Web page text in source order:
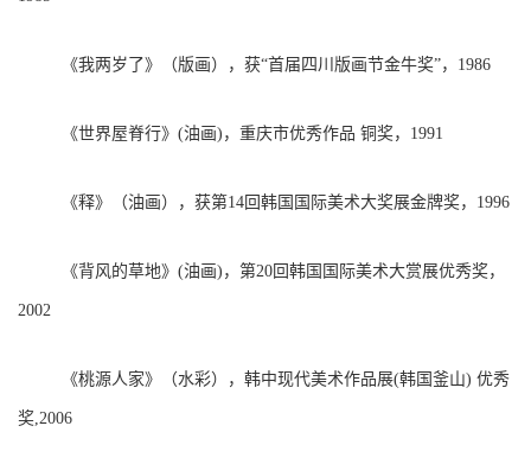
《我两岁了》（版画），获“首届四川版画节金牛奖”，1986
《世界屋脊行》(油画)，重庆市优秀作品 铜奖，1991
《释》（油画），获第14回韩国国际美术大奖展金牌奖，1996
《背风的草地》(油画)，第20回韩国国际美术大赏展优秀奖，
2002
《桃源人家》（水彩），韩中现代美术作品展(韩国釜山) 优秀
奖,2006